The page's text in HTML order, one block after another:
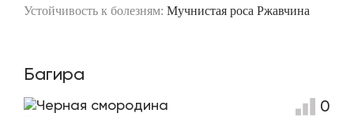
Устойчивость к болезням: Мучнистая роса Ржавчина
Багира
0